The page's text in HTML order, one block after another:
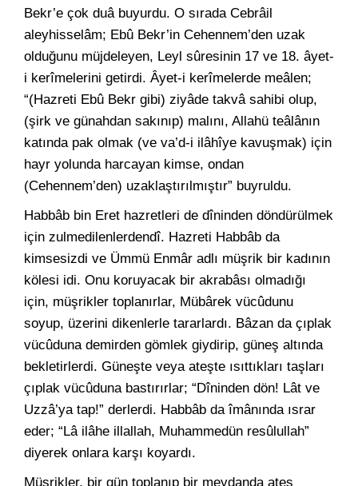
Bekr’e çok duâ buyurdu. O sırada Cebrâil
aleyhisselâm; Ebû Bekr’in Cehennem’den uzak
olduğunu müjdeleyen, Leyl sûresinin 17 ve 18. âyet-
i kerîmelerini getirdi. Âyet-i kerîmelerde meâlen;
“(Hazreti Ebû Bekr gibi) ziyâde takvâ sahibi olup,
(şirk ve günahdan sakınıp) malını, Allahü teâlânın
katında pak olmak (ve va’d-i ilâhîye kavuşmak) için
hayr yolunda harcayan kimse, ondan
(Cehennem’den) uzaklaştırılmıştır” buyruldu.
Habbâb bin Eret hazretleri de dîninden döndürülmek
için zulmedilenlerdendî. Hazreti Habbâb da
kimsesizdi ve Ümmü Enmâr adlı müşrik bir kadının
kölesi idi. Onu koruyacak bir akrabâsı olmadığı
için, müşrikler toplanırlar, Mübârek vücûdunu
soyup, üzerini dikenlerle tararlardı. Bâzan da çıplak
vücûduna demirden gömlek giydirip, güneş altında
bekletirlerdi. Güneşte veya ateşte ısıttıkları taşları
çıplak vücûduna bastırırlar; “Dîninden dön! Lât ve
Uzzâ’ya tap!” derlerdi. Habbâb da îmânında ısrar
eder; “Lâ ilâhe illallah, Muhammedün resûlullah”
diyerek onlara karşı koyardı.
Müşrikler, bir gün toplanıp bir meydanda ateş